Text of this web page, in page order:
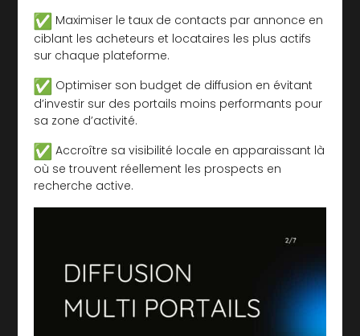
Maximiser le taux de contacts par annonce en
ciblant les acheteurs et locataires les plus actifs
sur chaque plateforme.
Optimiser son budget de diffusion en évitant
d’investir sur des portails moins performants pour
sa zone d’activité.
Accroître sa visibilité locale en apparaissant là
où se trouvent réellement les prospects en
recherche active.